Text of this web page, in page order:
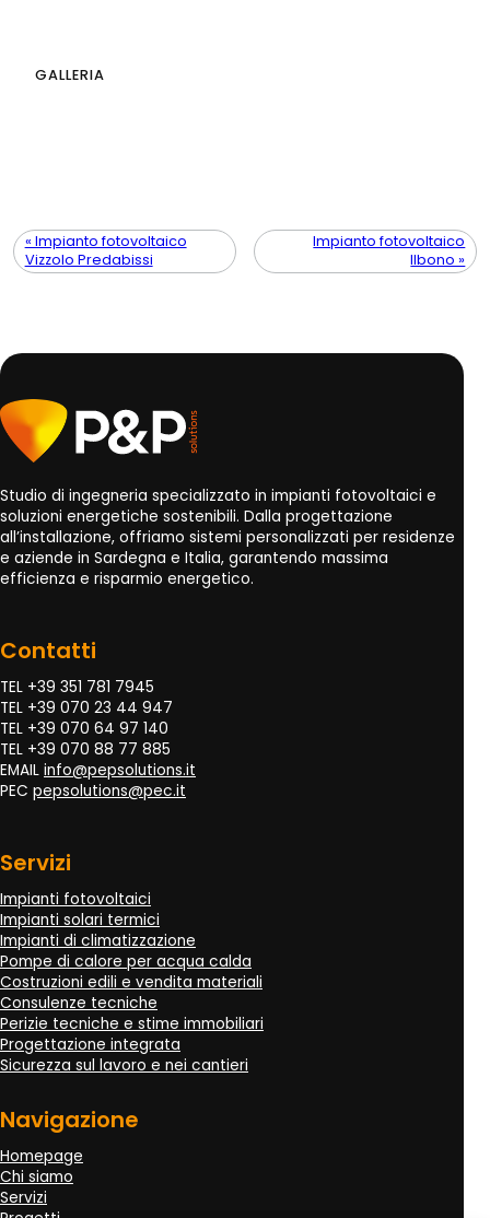
GALLERIA
« Impianto fotovoltaico
Vizzolo Predabissi
Impianto fotovoltaico
Ilbono »
Studio di ingegneria specializzato in impianti fotovoltaici e
soluzioni energetiche sostenibili. Dalla progettazione
all’installazione, offriamo sistemi personalizzati per residenze
e aziende in Sardegna e Italia, garantendo massima
efficienza e risparmio energetico.
Contatti
TEL +39 351 781 7945
TEL +39 070 23 44 947
TEL +39 070 64 97 140
TEL +39 070 88 77 885
EMAIL info@pepsolutions.it
PEC pepsolutions@pec.it
Servizi
Impianti fotovoltaici
Impianti solari termici
Impianti di climatizzazione
Pompe di calore per acqua calda
Costruzioni edili e vendita materiali
Consulenze tecniche
Perizie tecniche e stime immobiliari
Progettazione integrata
Sicurezza sul lavoro e nei cantieri
Navigazione
Homepage
Chi siamo
Servizi